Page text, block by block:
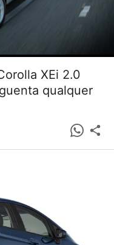
XEi 2.0
qualquer